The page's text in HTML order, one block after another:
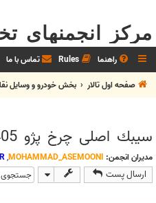
مرکز انجمنهای
راهنما Rules تماس با ما
صفحه اول تالار
بخش خودرو و وسايل
سيبك اصلی چرخ پژو 405 و خانواده آن
مدیران انجمن: MOHAMMAD_ASEMOONI
,
ارسال پست